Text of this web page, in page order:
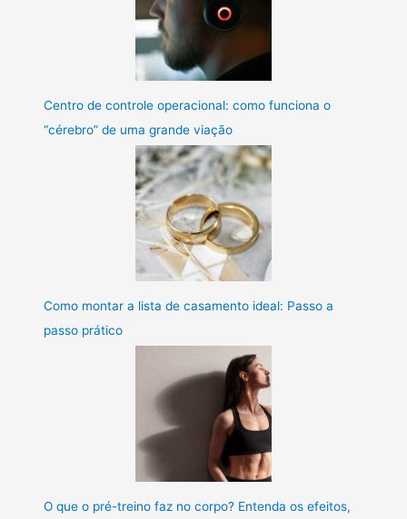
Centro de controle operacional: como funciona o
“cérebro” de uma grande viação
Como montar a lista de casamento ideal: Passo a
passo prático
O que o pré-treino faz no corpo? Entenda os efeitos,